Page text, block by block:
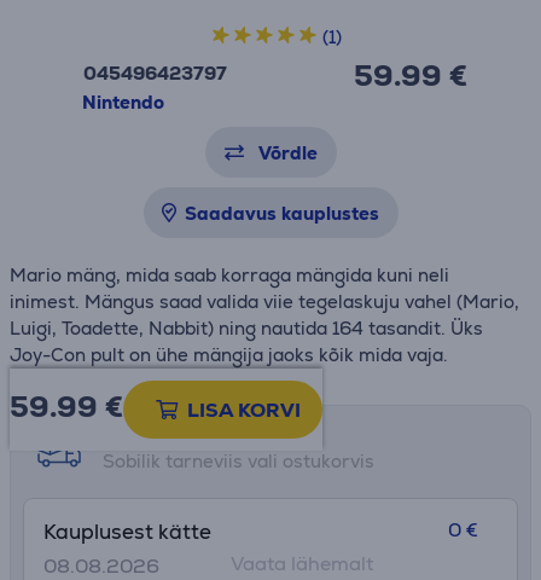
045496423797
Nintendo
59.99 €
(1)
Võrdle
Saadavus kauplustes
Mario mäng, mida saab korraga mängida kuni neli
inimest. Mängus saad valida viie tegelaskuju vahel (Mario,
Luigi, Toadette, Nabbit) ning nautida 164 tasandit. Üks
Joy-Con pult on ühe mängija jaoks kõik mida vaja.
59.99 € LISA KORVI
Tarne võimalused
Sobilik tarneviis vali ostukorvis
Kauplusest kätte
08.08.2026
0 €
Vaata lähemalt